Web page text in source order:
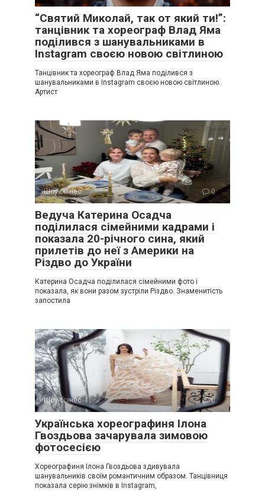
“Святий Миколай, так от який ти!”:
танцівник та хореограф Влад Яма
поділився з шанувальниками в
Instagram своєю новою світлиною
Танцівник та хореограф Влад Яма поділився з
шанувальниками в Instagram своєю новою світлиною.
Артист
Шоу-бізнес 0
Ведуча Катерина Осадча
поділилася сімейними кадрами і
показала 20-річного сина, який
прилетів до неї з Америки на
Різдво до України
Катерина Осадча поділилася сімейними фото і
показала, як вони разом зустріли Різдво. Знаменитість
запостила
Шоу-бізнес 0
Українська хореографиня Ілона
Гвоздьова зачарувала зимовою
фотосесією
Хореографиня Ілона Гвоздьова здивувала
шанувальників своїм романтичним образом. Танцівниця
показала серію знімків в Instagram,